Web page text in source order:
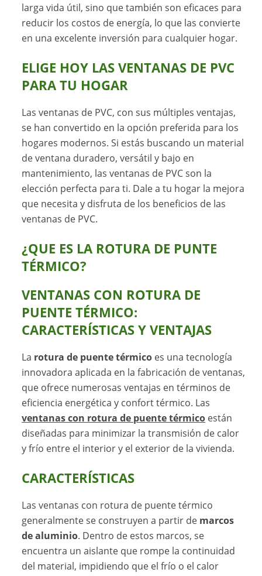
larga vida útil, sino que también son eficaces para
reducir los costos de energía, lo que las convierte
en una excelente inversión para cualquier hogar.
ELIGE HOY LAS VENTANAS DE PVC
PARA TU HOGAR
Las ventanas de PVC, con sus múltiples ventajas,
se han convertido en la opción preferida para los
hogares modernos. Si estás buscando un material
de ventana duradero, versátil y bajo en
mantenimiento, las ventanas de PVC son la
elección perfecta para ti. Dale a tu hogar la mejora
que necesita y disfruta de los beneficios de las
ventanas de PVC.
¿QUE ES LA ROTURA DE PUNTE
TÉRMICO?
VENTANAS CON ROTURA DE
PUENTE TÉRMICO:
CARACTERÍSTICAS Y VENTAJAS
La rotura de puente térmico es una tecnología
innovadora aplicada en la fabricación de ventanas,
que ofrece numerosas ventajas en términos de
eficiencia energética y confort térmico. Las
ventanas con rotura de puente térmico están
diseñadas para minimizar la transmisión de calor
y frío entre el interior y el exterior de la vivienda.
CARACTERÍSTICAS
Las ventanas con rotura de puente térmico
generalmente se construyen a partir de marcos
de aluminio. Dentro de estos marcos, se
encuentra un aislante que rompe la continuidad
del material, impidiendo que el frío o el calor